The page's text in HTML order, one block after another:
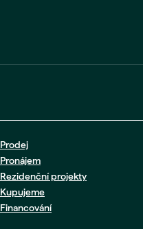
Prodej
Pronájem
Rezidenční projekty
Kupujeme
Financování